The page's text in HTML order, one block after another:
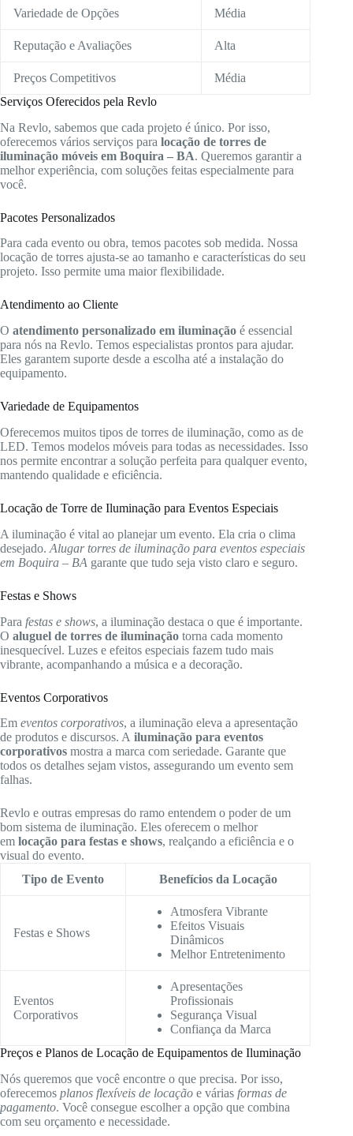
Variedade de Opções Média
Reputação e Avaliações Alta
Preços Competitivos
Média
Serviços Oferecidos pela Revlo
Na Revlo, sabemos que cada projeto é único. Por isso,
oferecemos vários serviços para locação de torres de
iluminação móveis em Boquira – BA. Queremos garantir a
melhor experiência, com soluções feitas especialmente para
você.
Pacotes Personalizados
Para cada evento ou obra, temos pacotes sob medida. Nossa
locação de torres ajusta-se ao tamanho e características do seu
projeto. Isso permite uma maior flexibilidade.
Atendimento ao Cliente
O atendimento personalizado em iluminação é essencial
para nós na Revlo. Temos especialistas prontos para ajudar.
Eles garantem suporte desde a escolha até a instalação do
equipamento.
Variedade de Equipamentos
Oferecemos muitos tipos de torres de iluminação, como as de
LED. Temos modelos móveis para todas as necessidades. Isso
nos permite encontrar a solução perfeita para qualquer evento,
mantendo qualidade e eficiência.
Locação de Torre de Iluminação para Eventos Especiais
A iluminação é vital ao planejar um evento. Ela cria o clima
desejado. Alugar torres de iluminação para eventos especiais
em Boquira – BA garante que tudo seja visto claro e seguro.
Festas e Shows
Para festas e shows, a iluminação destaca o que é importante.
O aluguel de torres de iluminação torna cada momento
inesquecível. Luzes e efeitos especiais fazem tudo mais
vibrante, acompanhando a música e a decoração.
Eventos Corporativos
Em eventos corporativos, a iluminação eleva a apresentação
de produtos e discursos. A iluminação para eventos
corporativos mostra a marca com seriedade. Garante que
todos os detalhes sejam vistos, assegurando um evento sem
falhas.
Revlo e outras empresas do ramo entendem o poder de um
bom sistema de iluminação. Eles oferecem o melhor
em locação para festas e shows, realçando a eficiência e o
visual do evento.
Tipo de Evento
Benefícios da Locação
Festas e Shows
Atmosfera Vibrante
Efeitos Visuais
Dinâmicos
Melhor Entretenimento
Eventos
Corporativos
Apresentações
Profissionais
Segurança Visual
Confiança da Marca
Preços e Planos de Locação de Equipamentos de Iluminação
Nós queremos que você encontre o que precisa. Por isso,
oferecemos planos flexíveis de locação e várias formas de
pagamento. Você consegue escolher a opção que combina
com seu orçamento e necessidade.